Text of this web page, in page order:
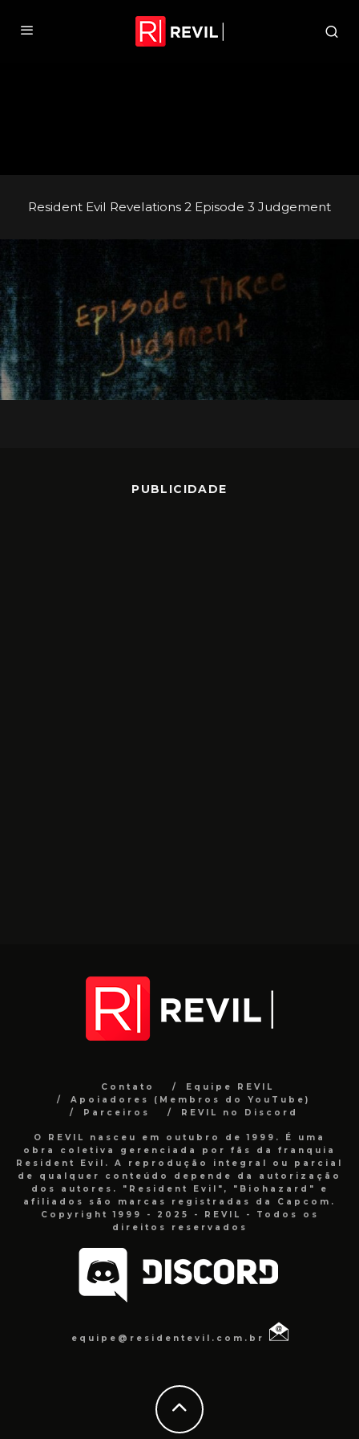
Resident Evil Revelations 2 Episode 3 Judgement
PUBLICIDADE
Contato
Equipe REVIL
Apoiadores (Membros do YouTube)
Parceiros
REVIL no Discord
O REVIL nasceu em outubro de 1999. É uma
obra coletiva gerenciada por fãs da franquia
Resident Evil. A reprodução integral ou parcial
de qualquer conteúdo depende da autorização
dos autores. "Resident Evil", "Biohazard" e
afiliados são marcas registradas da Capcom.
Copyright 1999 - 2025 - REVIL - Todos os
direitos reservados
equipe@residentevil.com.br